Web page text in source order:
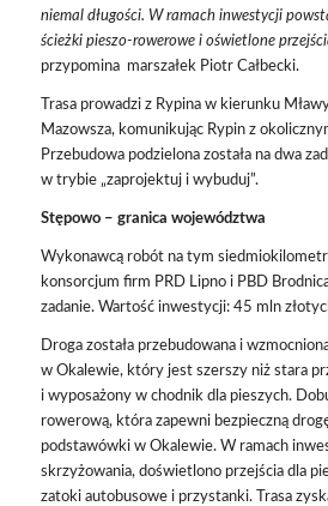
niemal długości. W ramach inwestycji
ścieżki pieszo-rowerowe i oświetlone
przypomina marszałek Piotr Całbecki.
Trasa prowadzi z Rypina w kierunku
Mazowsza, komunikując Rypin z
Przebudowa podzielona została na dwa
w trybie „zaprojektuj i wybuduj”.
Stępowo – granica województwa
Wykonawcą robót na tym
konsorcjum firm PRD Lipno i PBD
zadanie. Wartość inwestycji: 45 mln
Droga została przebudowana i
w Okalewie, który jest szerszy niż stara
i wyposażony w chodnik dla pieszych.
rowerową, która zapewni bezpieczną
podstawówki w Okalewie. W ramach
skrzyżowania, doświetlono przejścia dla
zatoki autobusowe i przystanki. Trasa